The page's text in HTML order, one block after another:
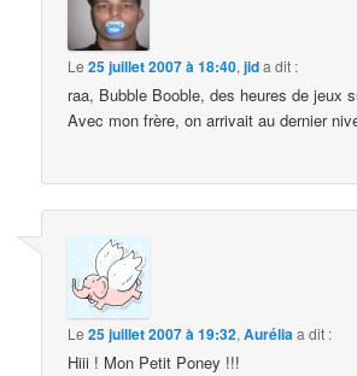
Le25 juillet 2007 à 18:40,jida dit :
raa, Bubble Booble, des heures de jeux
Avec mon frère, on arrivait au dernier
Le25 juillet 2007 à 19:32,Auréliaa dit :
Hiii ! Mon Petit Poney !!!